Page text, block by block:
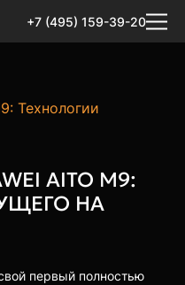
+7 (495) 159-39-20
Технологии
AITO M9:
НА
первый полностью